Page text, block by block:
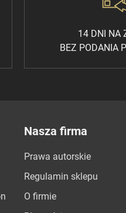
14 DNI NA
BEZ PODANIA
Nasza firma
Prawa autorskie
Regulamin sklepu
O firmie